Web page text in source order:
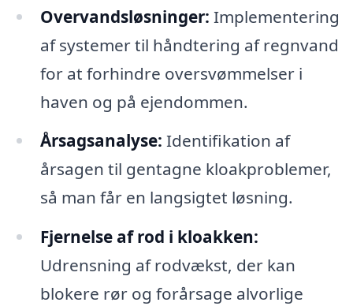
Overvandsløsninger: Implementering
af systemer til håndtering af regnvand
for at forhindre oversvømmelser i
haven og på ejendommen.
Årsagsanalyse: Identifikation af
årsagen til gentagne kloakproblemer,
så man får en langsigtet løsning.
Fjernelse af rod i kloakken:
Udrensning af rodvækst, der kan
blokere rør og forårsage alvorlige